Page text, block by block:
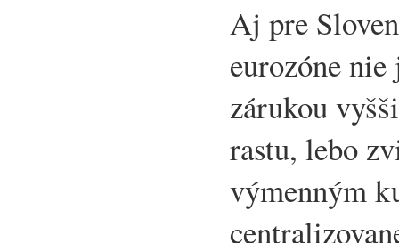
Aj pre
eurozóne
zárukou
rastu, lebo
výmenným